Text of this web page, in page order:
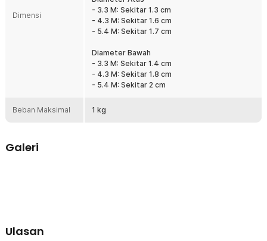
Cocok untuk pemancing pemula maupun berpengalaman.
Kelengkapan Produk
1 x TaffSPORT Joran Pancing Tegek Carbon Fiber Telescopic 6-
Dimensi
- 3.3 M: Sekitar 1.3 cm
- 4.3 M: Sekitar 1.6 cm
- 5.4 M: Sekitar 1.7 cm
Diameter Bawah
- 3.3 M: Sekitar 1.4 cm
- 4.3 M: Sekitar 1.8 cm
- 5.4 M: Sekitar 2 cm
Beban Maksimal 1 kg
Galeri
Ulasan